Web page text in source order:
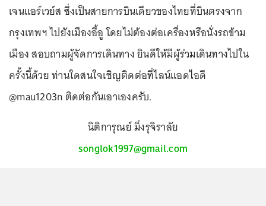
เจนแอร์เวย์ส ซึ่งเป็นสายการบินเดียวของไทยที่บินตรงจาก
กรุงเทพฯ ไปยังเมืองอี้อู โดยไม่ต้องต่อเครื่องหรือนั่งรถข้าม
เมือง สอบถามผู้จัดการเดินทาง ยินดีให้มีผู้ร่วมเดินทางไปใน
ครั้งนี้ด้วย ท่านใดสนใจเชิญติดต่อที่ไลน์แอดไอดี
@mau1203n ติดต่อกันเอาเองครับ.
นิติการุณย์ มิ่งรุจิราลัย
songlok1997@gmail.com